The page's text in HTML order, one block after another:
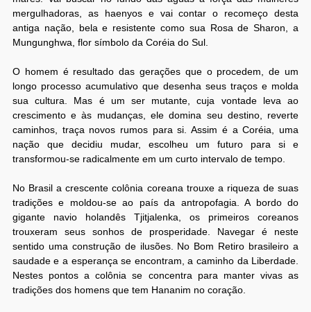
mergulhadoras, as haenyos e vai contar o recomeço desta
antiga nação, bela e resistente como sua Rosa de Sharon, a
Mungunghwa, flor símbolo da Coréia do Sul.
O homem é resultado das gerações que o procedem, de um
longo processo acumulativo que desenha seus traços e molda
sua cultura. Mas é um ser mutante, cuja vontade leva ao
crescimento e às mudanças, ele domina seu destino, reverte
caminhos, traça novos rumos para si. Assim é a Coréia, uma
nação que decidiu mudar, escolheu um futuro para si e
transformou-se radicalmente em um curto intervalo de tempo.
No Brasil a crescente colônia coreana trouxe a riqueza de suas
tradições e moldou-se ao país da antropofagia. A bordo do
gigante navio holandês Tjitjalenka, os primeiros coreanos
trouxeram seus sonhos de prosperidade. Navegar é neste
sentido uma construção de ilusões. No Bom Retiro brasileiro a
saudade e a esperança se encontram, a caminho da Liberdade.
Nestes pontos a colônia se concentra para manter vivas as
tradições dos homens que tem Hananim no coração.